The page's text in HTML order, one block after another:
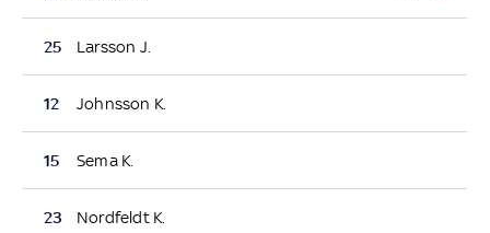
25 Larsson J.
12 Johnsson K.
15 Sema K.
23 Nordfeldt K.